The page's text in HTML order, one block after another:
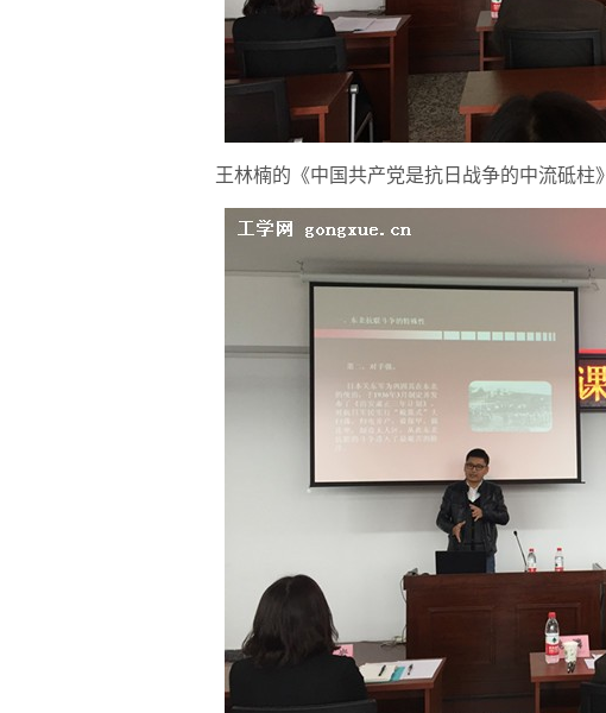
王林楠的《中国共产党是抗日战争的中流砥柱》